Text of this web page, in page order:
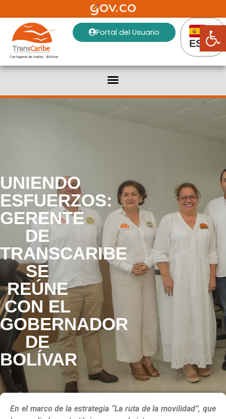
Abrir
Cartagena de Indias - Bolivar
Portal del Usuario
ES
UNIENDO
ESFUERZOS:
GERENTE
DE
TRANSCARIBE
SE
REÚNE
CON EL
GOBERNADOR
DE
BOLÍVAR
En el marco de la estrategia “La ruta de la movilidad”, que